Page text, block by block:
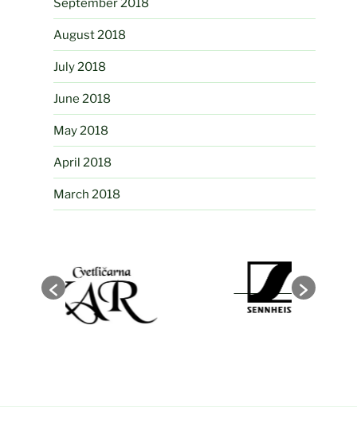
August 2018
July 2018
June 2018
May 2018
April 2018
March 2018